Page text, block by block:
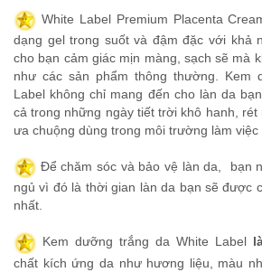
White Label Premium Placenta
dạng gel trong suốt và đậm đặc với khả
cho bạn cảm giác mịn màng, sạch sẽ mà
như các sản phẩm thông thường. Kem
Label không chỉ mang đến cho làn da
cả trong những ngày tiết trời khô hanh,
ưa chuộng dùng trong môi trường làm việc
Để chăm sóc và bảo vệ làn da, bạn
ngủ vì đó là thời gian làn da bạn sẽ được
nhất.
Kem dưỡng trắng da White Label
chất kích ứng da như hương liệu, màu